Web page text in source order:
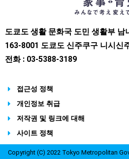
도쿄도 생활 문화국 도민 생활부 남
163-8001 도쿄도 신주쿠구 니시신
전화 : 03-5388-3189
접근성 정책
개인정보 취급
저작권 및 링크에 대해
사이트 정책
Copyright (C) 2022 Tokyo Metropolitan